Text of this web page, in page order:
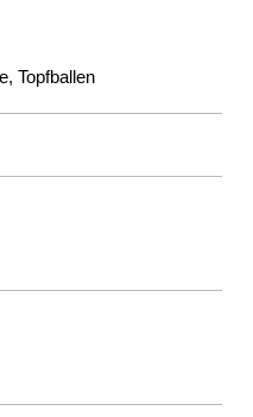
Topfballen